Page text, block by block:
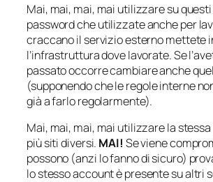
Mai, mai, mai, mai utilizzare su
password che utilizzate anche per
craccano il servizio esterno mettete
l’infrastruttura dove lavorate. Se
passato occorre cambiare anche
(supponendo che le regole interne
già a farlo regolarmente).
Mai, mai, mai, mai utilizzare la
più siti diversi. MAI! Se viene
possono (anzi lo fanno di sicuro)
lo stesso account è presente su altri